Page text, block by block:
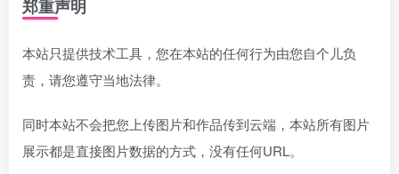
郑重声明
本站只提供技术工具，您在本站的任何行为由您自个儿负
责，请您遵守当地法律。
同时本站不会把您上传图片和作品传到云端，本站所有图片
展示都是直接图片数据的方式，没有任何URL。